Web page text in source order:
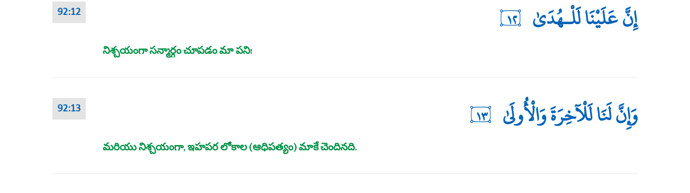
92:12 إِنَّ عَلَيْنَا لَلْـهُدَىٰ ١٢
నిశ్చయంగా సన్మార్గం చూపడం మా పని!
92:13 وَإِنَّ لَنَا لَلْآخِرَةَ وَالْأُولَىٰ ١٣
మరియు నిశ్చయంగా, ఇహపర లోకాల (ఆధిపత్యం) మాకే చెందినది.